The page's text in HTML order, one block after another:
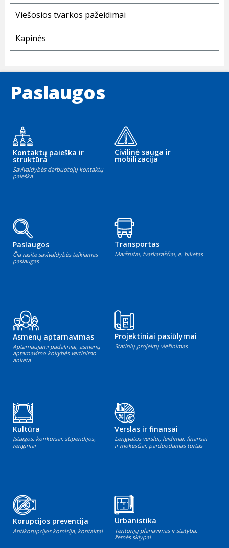
Viešosios tvarkos pažeidimai
Kapinės
Paslaugos
Kontaktų paieška ir
struktūra
Savivaldybės darbuotojų kontaktų
paieška
Civilinė sauga ir
mobilizacija
Paslaugos
Čia rasite savivaldybės teikiamas
paslaugas
Transportas
Maršrutai, tvarkaraščiai, e. bilietas
Asmenų aptarnavimas
Aptarnaujami padaliniai, asmenų
aptarnavimo kokybės vertinimo
anketa
Projektiniai pasiūlymai
Statinių projektų viešinimas
Kultūra
Įstaigos, konkursai, stipendijos,
renginiai
Verslas ir finansai
Lengvatos verslui, leidimai, finansai
ir mokesčiai, parduodamas turtas
Korupcijos prevencija
Antikorupcijos komisija, kontaktai
Urbanistika
Teritorijų planavimas ir statyba,
žemės sklypai